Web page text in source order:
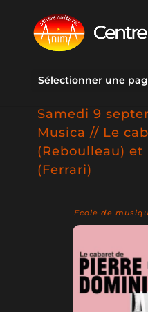
Sélectionner une
Samedi 9
Musica // Le
(Reboulleau)
(Ferrari)
Ecole de